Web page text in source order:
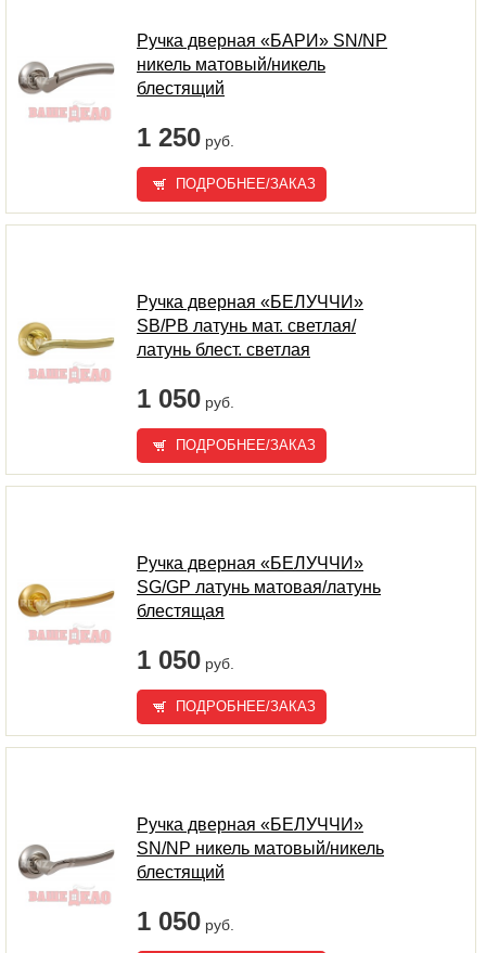
Ручка дверная «БАРИ» SN/NP
никель матовый/никель
блестящий
1 250 руб.
ПОДРОБНЕЕ/ЗАКАЗ
Ручка дверная «БЕЛУЧЧИ»
SB/PB латунь мат. светлая/
латунь блест. светлая
1 050 руб.
ПОДРОБНЕЕ/ЗАКАЗ
Ручка дверная «БЕЛУЧЧИ»
SG/GP латунь матовая/латунь
блестящая
1 050 руб.
ПОДРОБНЕЕ/ЗАКАЗ
Ручка дверная «БЕЛУЧЧИ»
SN/NP никель матовый/никель
блестящий
1 050 руб.